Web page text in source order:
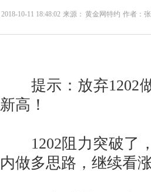
2018-10-11 18:48:02 来源： 黄金网特约 作者：
提示：放弃1202做
新高！
1202阻力突破了，
内做多思路，继续看